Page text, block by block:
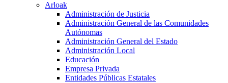
Arloak
Administración de Justicia
Administración General de las Comunidades
Autónomas
Administración General del Estado
Administración Local
Educación
Empresa Privada
Entidades Públicas Estatales